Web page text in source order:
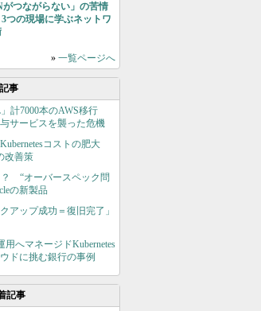
がつながらない」の苦情
の現場に学ぶネットワ
» 一覧ページへ
事
」計7000本のAWS移行
サービスを襲った危機
コストの肥大
改善策
“オーバースペック問
の新製品
アップ成功＝復旧完了」
用へマネージドKubernetes
ドに挑む銀行の事例
記事